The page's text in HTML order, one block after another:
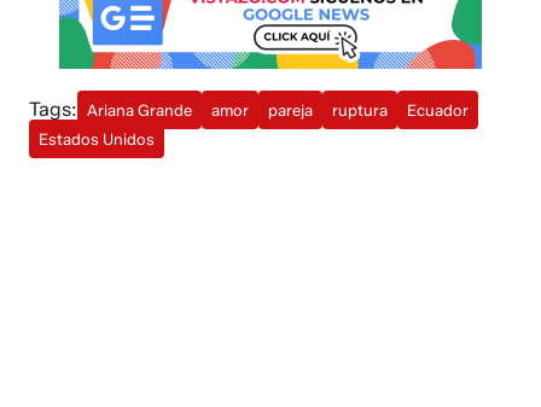
Tags: Ariana Grande amor pareja ruptura
Ecuador
Estados Unidos